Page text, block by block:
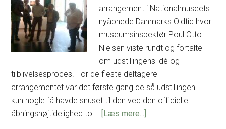
arrangement i Nationalmuseets
nyåbnede Danmarks Oldtid hvor
museumsinspektør Poul Otto
Nielsen viste rundt og fortalte
om udstillingens idé og
tilblivelsesproces. For de fleste deltagere i
arrangementet var det første gang de så udstillingen –
kun nogle få havde snuset til den ved den officielle
åbningshøjtidelighed to … [Læs mere...]